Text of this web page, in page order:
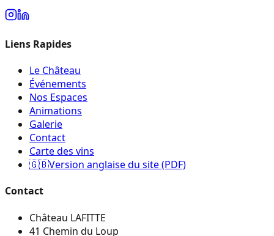
Liens Rapides
Le Château
Événements
Nos Espaces
Animations
Galerie
Contact
Carte des vins
🇬🇧Version anglaise du site (PDF)
Contact
Château LAFITTE
41 Chemin du Loup